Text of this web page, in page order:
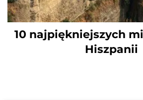
10 najpiękniejszych
Hiszpanii